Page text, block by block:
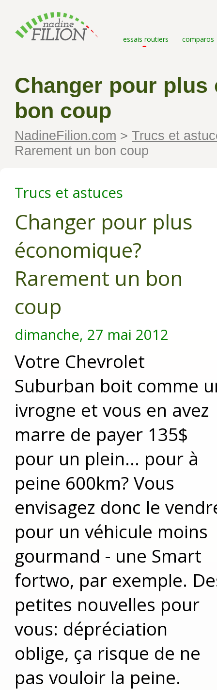
essais routiers comparos
Changer pour plus
bon coup
NadineFilion.com > Trucs et
Rarement un bon coup
Trucs et astuces
Changer pour plus
économique?
Rarement un bon
coup
dimanche, 27 mai 2012
Votre Chevrolet
Suburban boit comme
ivrogne et vous en avez
marre de payer 135$
pour un plein... pour à
peine 600km? Vous
envisagez donc le
pour un véhicule moins
gourmand - une Smart
fortwo, par exemple.
petites nouvelles pour
vous: dépréciation
oblige, ça risque de ne
pas vouloir la peine.